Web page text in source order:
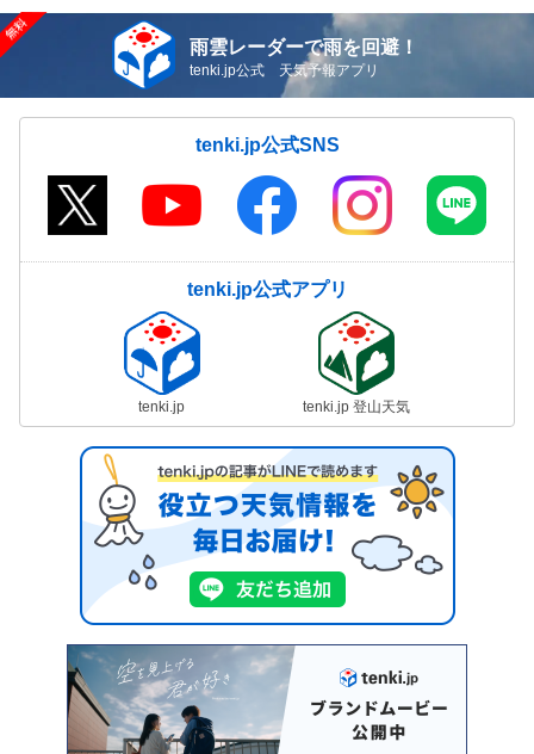
雨雲レーダーで雨を回避！
tenki.jp公式 天気予報アプリ
tenki.jp公式SNS
tenki.jp公式アプリ
tenki.jp tenki.jp 登山天気